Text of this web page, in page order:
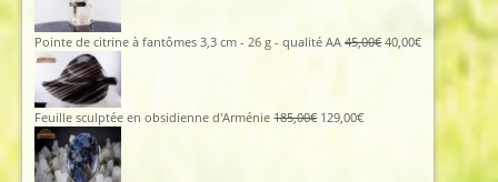
96,00€.86,00€.
Pointe de citrine à fantômes 3,3 cm - 26 g - qualité AA 45,00€Le
40,00€Le
40,00€.
Feuille sculptée en obsidienne d'Arménie 185,00€ Le
129,00€Le